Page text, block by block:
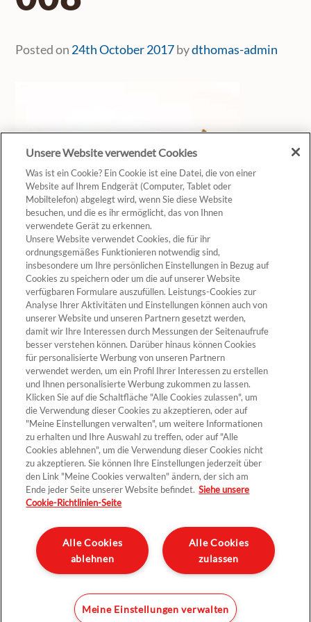
Posted on 24th October 2017bydthomas-admin
Cookie-Einstellungen
Kontakt >
Datenschutz
Impressum und rechtliche Hinweise
Sitemap
Unternehmen
Unsere Website verwendet Cookies
Was ist ein Cookie? Ein Cookie ist eine Datei, die von einer
Website auf Ihrem Endgerät (Computer, Tablet oder
Mobiltelefon) abgelegt wird, wenn Sie diese Website
besuchen, und die es ihr ermöglicht, das von Ihnen
verwendete Gerät zu erkennen.
Unsere Website verwendet Cookies, die für ihr
ordnungsgemäßes Funktionieren notwendig sind,
insbesondere um Ihre persönlichen Einstellungen in Bezug auf
Cookies zu speichern oder um die auf unserer Website
verfügbaren Formulare auszufüllen. Leistungs-Cookies zur
Analyse Ihrer Aktivitäten und Einstellungen können auch von
unserer Website und unseren Partnern gesetzt werden,
damit wir Ihre Interessen durch Messungen der Seitenaufrufe
besser verstehen können. Darüber hinaus können Cookies
für personalisierte Werbung von unseren Partnern
verwendet werden, um ein Profil Ihrer Interessen zu erstellen
und Ihnen personalisierte Werbung zukommen zu lassen.
Klicken Sie auf die Schaltfläche "Alle Cookies zulassen", um
die Verwendung dieser Cookies zu akzeptieren, oder auf
"Meine Einstellungen verwalten", um weitere Informationen
zu erhalten und Ihre Auswahl zu treffen, oder auf "Alle
Cookies ablehnen", um die Verwendung dieser Cookies nicht
zu akzeptieren. Sie können Ihre Einstellungen jederzeit über
den Link "Meine Cookies verwalten" ändern, der sich am
Ende jeder Seite unserer Website befindet. Siehe unsere
Cookie-Richtlinien-Seite
Alle Cookies
zulassen
Alle Cookies
ablehnen
Meine Einstellungen verwalten